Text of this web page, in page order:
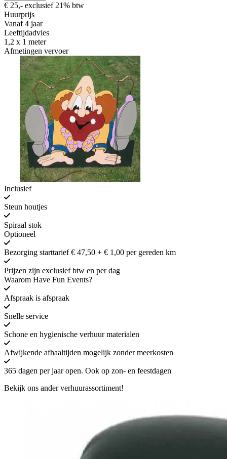
€ 25,- exclusief 21% btw
Huurprijs
Vanaf 4 jaar
Leeftijdadvies
1,2 x 1 meter
Afmetingen vervoer
Inclusief
Steun houtjes
Spiraal stok
Optioneel
Bezorging starttarief € 47,50 + € 1,00 per gereden km
Prijzen zijn exclusief btw en per dag
Waarom Have Fun Events?
Afspraak is afspraak
Snelle service
Schone en hygienische verhuur materialen
Afwijkende afhaaltijden mogelijk zonder meerkosten
365 dagen per jaar open. Ook op zon- en feestdagen
Bekijk ons ander verhuurassortiment!